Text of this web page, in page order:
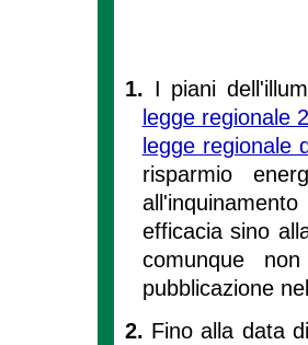
1. I piani
legge regionale
legge regionale
risparmio
efficacia sino
comunque
pubblicazione
2. Fino alla data